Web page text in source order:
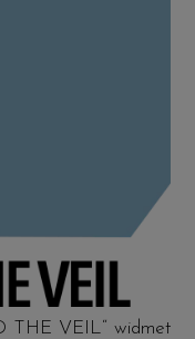
THE VEIL“ widmet